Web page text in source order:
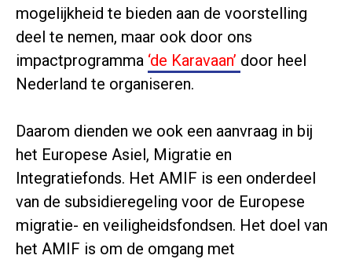
mogelijkheid te bieden aan de voorstelling
deel te nemen, maar ook door ons
impactprogramma ‘de Karavaan’ door heel
Nederland te organiseren.
Daarom dienden we ook een aanvraag in bij
het Europese Asiel, Migratie en
Integratiefonds. Het AMIF is een onderdeel
van de subsidieregeling voor de Europese
migratie- en veiligheidsfondsen. Het doel van
het AMIF is om de omgang met